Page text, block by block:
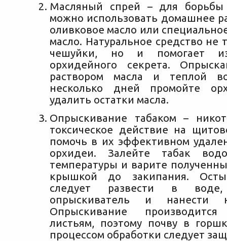
Масляный спрей – для
можно использовать домашнее
оливковое масло или
масло. Натуральное средство не
чешуйки, но и помогает
орхидейного секрета.
раствором масла и теплой
несколько дней промойте
удалить остатки масла.
Опрыскивание табаком –
токсическое действие на
помочь в их эффективном
орхидеи. Залейте табак
температуры и варите
крышкой до закипания.
следует развести в
опрыскиватель и нанести
Опрыскивание
листьям, поэтому почву в
процессом обработки следует